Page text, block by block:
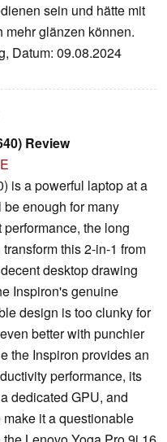
sein und hätte mit
glänzen können.
Datum: 09.08.2024
Review
is a powerful laptop at a
enough for many
the long
this 2-in-1 from
desktop drawing
Inspiron's genuine
design is too clunky for
better with punchier
the Inspiron provides an
performance, its
dedicated GPU, and
it a questionable